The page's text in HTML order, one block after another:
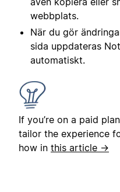
webbplats.
När du gör
sida uppdateras
automatiskt.
If you’re on a paid
tailor the experience
how in this article →